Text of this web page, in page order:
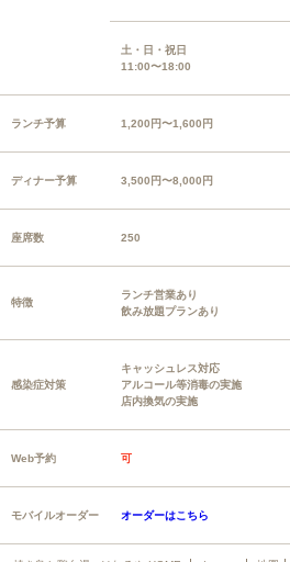
土・日・祝日
11:00〜18:00
ランチ予算 1,200円〜1,600円
ディナー予算 3,500円〜8,000円
座席数 250
特徴
ランチ営業あり
飲み放題プランあり
感染症対策
キャッシュレス対応
アルコール等消毒の実施
店内換気の実施
Web予約 可
モバイルオーダー オーダーはこちら